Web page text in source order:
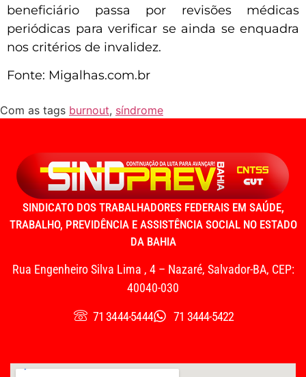
beneficiário passa por revisões médicas
periódicas para verificar se ainda se enquadra
nos critérios de invalidez.
Fonte: Migalhas.com.br
Com as tags burnout, síndrome
SINDICATO DOS TRABALHADORES FEDERAIS EM SAÚDE,
TRABALHO, PREVIDÊNCIA E ASSISTÊNCIA SOCIAL NO ESTADO
DA BAHIA
Rua Engenheiro Silva Lima , 4 – Nazaré, Salvador-BA, CEP:
40040-030
71 3444-5444
71 3444-5422